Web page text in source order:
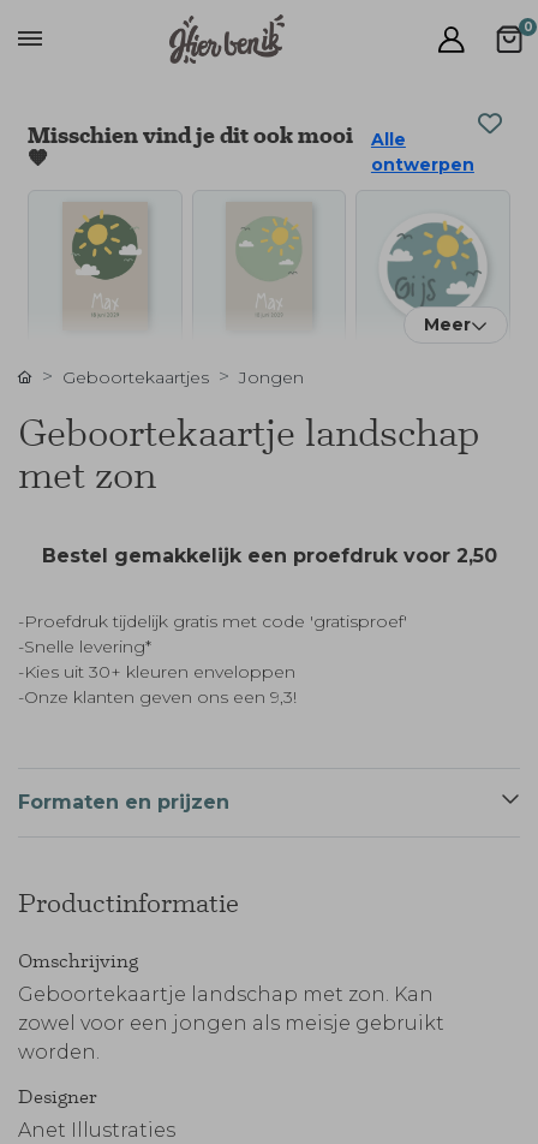
0
Misschien vind je dit ook mooi
🧡
Alle
ontwerpen
Meer
Geboortekaartjes Jongen
Geboortekaartje landschap
met zon
Bestel gemakkelijk een proefdruk voor 2,50
-Proefdruk tijdelijk gratis met code 'gratisproef'
-Snelle levering*
-Kies uit 30+ kleuren enveloppen
-Onze klanten geven ons een 9,3!
Formaten en prijzen
Productinformatie
Omschrijving
Geboortekaartje landschap met zon. Kan
zowel voor een jongen als meisje gebruikt
worden.
Designer
Anet Illustraties